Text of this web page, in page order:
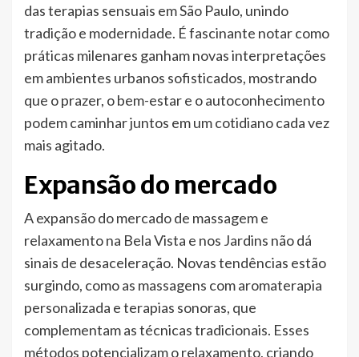
das terapias sensuais em São Paulo, unindo
tradição e modernidade. É fascinante notar como
práticas milenares ganham novas interpretações
em ambientes urbanos sofisticados, mostrando
que o prazer, o bem-estar e o autoconhecimento
podem caminhar juntos em um cotidiano cada vez
mais agitado.
Expansão do mercado
A expansão do mercado de massagem e
relaxamento na Bela Vista e nos Jardins não dá
sinais de desaceleração. Novas tendências estão
surgindo, como as massagens com aromaterapia
personalizada e terapias sonoras, que
complementam as técnicas tradicionais. Esses
métodos potencializam o relaxamento, criando